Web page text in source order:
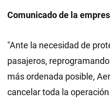
Comunicado de la
"Ante la necesidad de
pasajeros,
más ordenada posible,
cancelar toda la